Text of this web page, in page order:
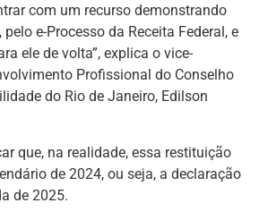
com um recurso demonstrando
e-Processo da Receita Federal, e
ele de volta”, explica o vice-
Profissional do Conselho
do Rio de Janeiro, Edilson
que, na realidade, essa restituição
de 2024, ou seja, a declaração
de 2025.